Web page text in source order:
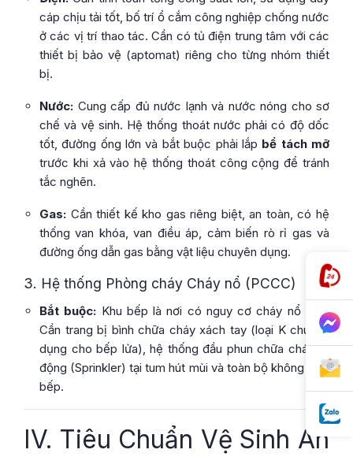
cáp chịu tải tốt, bố trí ổ cắm công nghiệp chống nước
ở các vị trí thao tác. Cần có tủ điện trung tâm với các
thiết bị bảo vệ (aptomat) riêng cho từng nhóm thiết
bị.
Nước: Cung cấp đủ nước lạnh và nước nóng cho sơ
chế và vệ sinh. Hệ thống thoát nước phải có độ dốc
tốt, đường ống lớn và bắt buộc phải lắp bể tách mỡ
trước khi xả vào hệ thống thoát công cộng để tránh
tắc nghẽn.
Gas: Cần thiết kế kho gas riêng biệt, an toàn, có hệ
thống van khóa, van điều áp, cảm biến rò rỉ gas và
đường ống dẫn gas bằng vật liệu chuyên dụng.
3. Hệ thống Phòng cháy Cháy nổ (PCCC)
Bắt buộc: Khu bếp là nơi có nguy cơ cháy nổ cao.
Cần trang bị bình chữa cháy xách tay (loại K chuyên
dụng cho bếp lửa), hệ thống đầu phun chữa cháy tự
động (Sprinkler) tại tum hút mùi và toàn bộ không gian
bếp.
IV. Tiêu Chuẩn Vệ Sinh An